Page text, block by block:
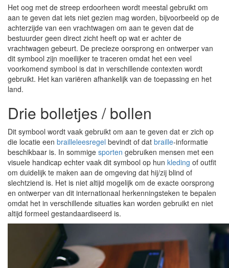
Het oog met de streep erdoorheen wordt meestal gebruikt om
aan te geven dat iets niet gezien mag worden, bijvoorbeeld op de
achterzijde van een vrachtwagen om aan te geven dat de
bestuurder geen direct zicht heeft op wat er achter de
vrachtwagen gebeurt. De precieze oorsprong en ontwerper van
dit symbool zijn moeilijker te traceren omdat het een veel
voorkomend symbool is dat in verschillende contexten wordt
gebruikt. Het kan variëren afhankelijk van de toepassing en het
land.
Drie bolletjes / bollen
Dit symbool wordt vaak gebruikt om aan te geven dat er zich op
die locatie een brailleleesregel bevindt of dat braille-informatie
beschikbaar is. In sommige sporten gebruiken mensen met een
visuele handicap echter vaak dit symbool op hun kleding of outfit
om duidelijk te maken aan de omgeving dat hij/zij blind of
slechtziend is. Het is niet altijd mogelijk om de exacte oorsprong
en ontwerper van dit internationaal herkenningsteken te bepalen
omdat het in verschillende situaties kan worden gebruikt en niet
altijd formeel gestandaardiseerd is.